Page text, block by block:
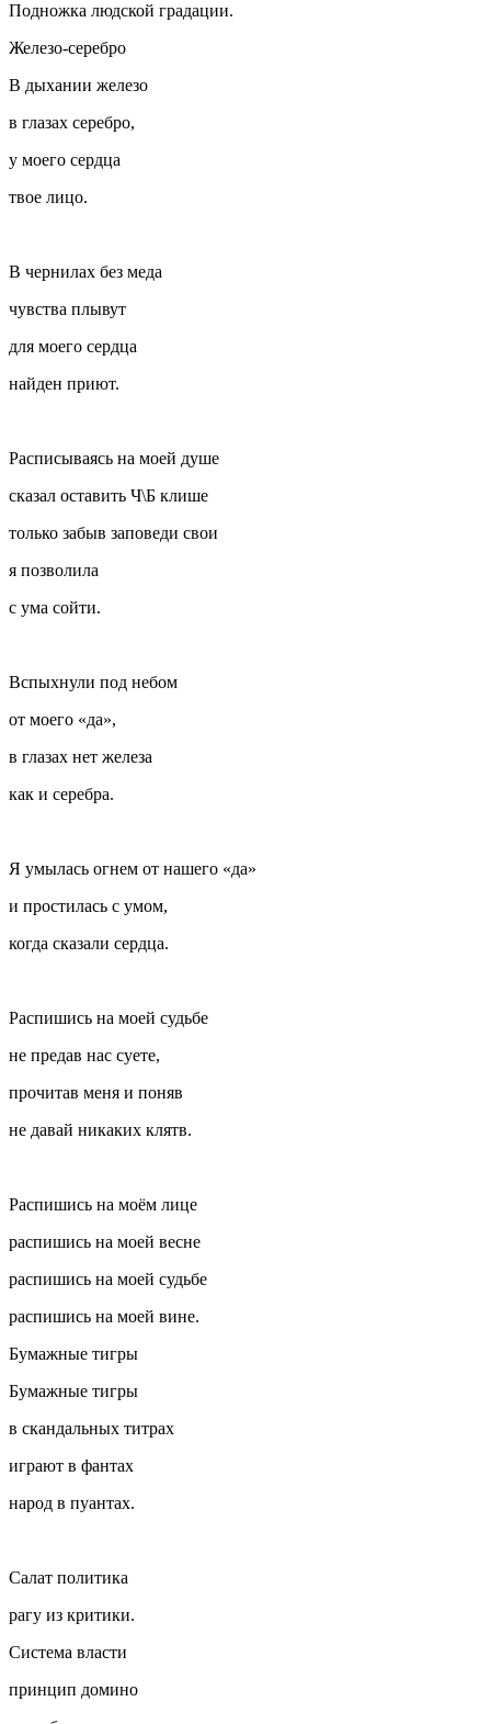
Подножка людской градации.
Железо-серебро
В дыхании железо
в глазах серебро,
у моего сердца
твое лицо.
В чернилах без меда
чувства плывут
для моего сердца
найден приют.
Расписываясь на моей душе
сказал оставить Ч\Б клише
только забыв заповеди свои
я позволила
с ума сойти.
Вспыхнули под небом
от моего «да»,
в глазах нет железа
как и серебра.
Я умылась огнем от нашего «да»
и простилась с умом,
когда сказали сердца.
Распишись на моей судьбе
не предав нас суете,
прочитав меня и поняв
не давай никаких клятв.
Распишись на моём лице
распишись на моей весне
распишись на моей судьбе
распишись на моей вине.
Бумажные тигры
Бумажные тигры
в скандальных титрах
играют в фантах
народ в пуантах.
Салат политика
рагу из критики.
Система власти
принцип домино